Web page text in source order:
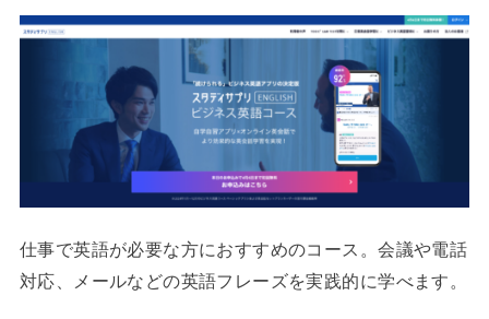
仕事で英語が必要な方におすすめのコース。会議や電話
対応、メールなどの英語フレーズを実践的に学べます。